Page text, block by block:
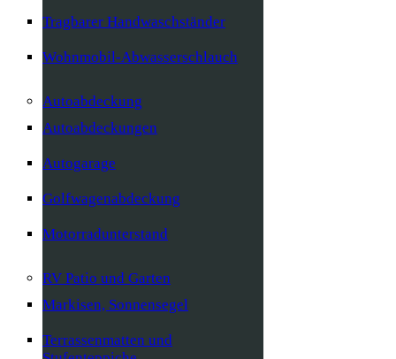
Tragbarer Handwaschständer
Wohnmobil-Abwasserschlauch
Autoabdeckung
Autoabdeckungen
Autogarage
Golfwagenabdeckung
Motorradunterstand
RV Patio und Garten
Markisen, Sonnensegel
Terrassenmatten und